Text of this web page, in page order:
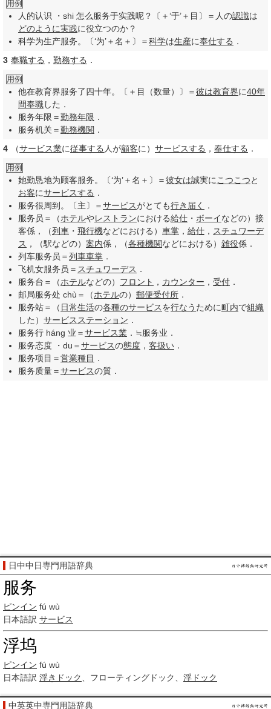
用例
人的认识 ・shi 怎么服务于实践呢？〔＋‘于’＋目〕＝人の認識は
どのように実践に役立つのか？
科学为生产服务。〔‘为’＋名＋〕＝科学は生産に奉仕する ．
3 奉職する ， 勤務する ．
用例
他在教育界服务了四十年。〔＋目（数量）〕＝彼は教育界に40年
間奉職した．
服务年限＝勤務年限 ．
服务机关＝勤務機関 ．
4
（サービス業に従事する 人が顧客に） サービスする ， 奉仕する ．
用例
她勤恳地为顾客服务。〔‘为’＋名＋〕＝彼女は誠実に こつこつと
お客にサービスする ．
服务很周到。〔主〕＝サービスがとても行き届く
．
服务员＝（ホテルやレストランにおける給仕 ・ ボーイなどの）接
客係，（列車 ・ 飛行機などにおける） 車掌 ， 給仕 ， スチュワーデ
ス ，（駅などの） 案内係，（各種機関などにおける） 雑役係．
列车服务员＝列車車掌 ．
飞机女服务员＝ スチュワーデス ．
服务台＝（ホテルなどの） フロント ， カウンター ， 受付 ．
邮局服务处 chù＝（ホテルの） 郵便受付所 ．
服务站＝（ 日常生活の各種のサービスを行なう ために町内で組織
した） サービスステーション ．
服务行 háng 业＝サービス業 ．≒服务业．
服务态度 ・du＝サービスの態度 ， 客扱い ．
服务项目＝営業種目 ．
服务质量＝サービスの質．
日中中日専門用語辞典
服务
ピンイン fú wù
日本語訳 サービス
浮坞
ピンイン fú wù
日本語訳 浮きドック 、フローティングドック、 浮ドック
中英英中専門用語辞典